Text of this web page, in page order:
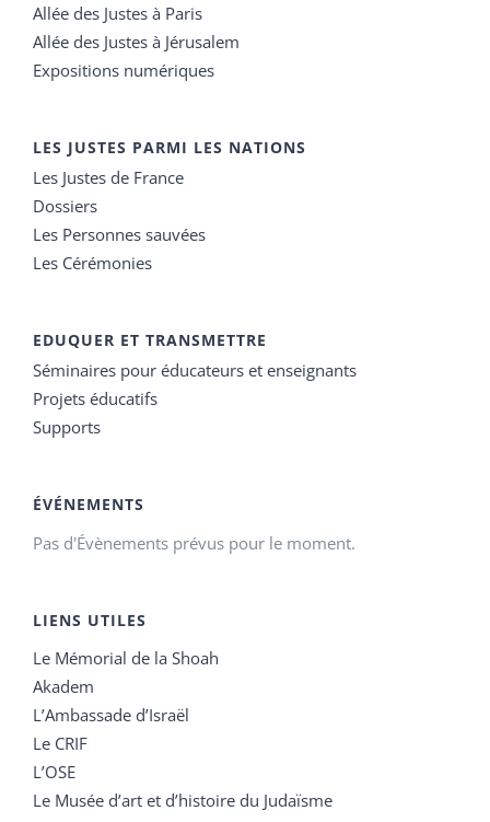
Allée des Justes à Paris
Allée des Justes à Jérusalem
Expositions numériques
LES JUSTES PARMI LES NATIONS
Les Justes de France
Dossiers
Les Personnes sauvées
Les Cérémonies
EDUQUER ET TRANSMETTRE
Séminaires pour éducateurs et enseignants
Projets éducatifs
Supports
ÉVÉNEMENTS
Pas d'Évènements prévus pour le moment.
LIENS UTILES
Le Mémorial de la Shoah
Akadem
L’Ambassade d’Israël
Le CRIF
L’OSE
Le Musée d’art et d’histoire du Judaïsme